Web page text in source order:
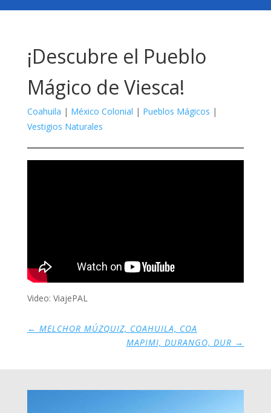
¡Descubre el Pueblo
Mágico de Viesca!
Coahuila | México Colonial | Pueblos Mágicos |
Vestigios Naturales
Video: ViajePAL
← MELCHOR MÚZQUIZ, COAHUILA, COA
MAPIMI, DURANGO, DUR →